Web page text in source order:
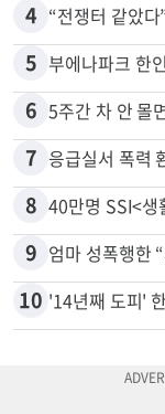
3 김원석 투자 사
4 “전쟁터 같았
5 부에나파크 한
6 5주간 차 안 몰
7 응급실서 폭력
8 40만명 SSI<
9
'14년째 도피'